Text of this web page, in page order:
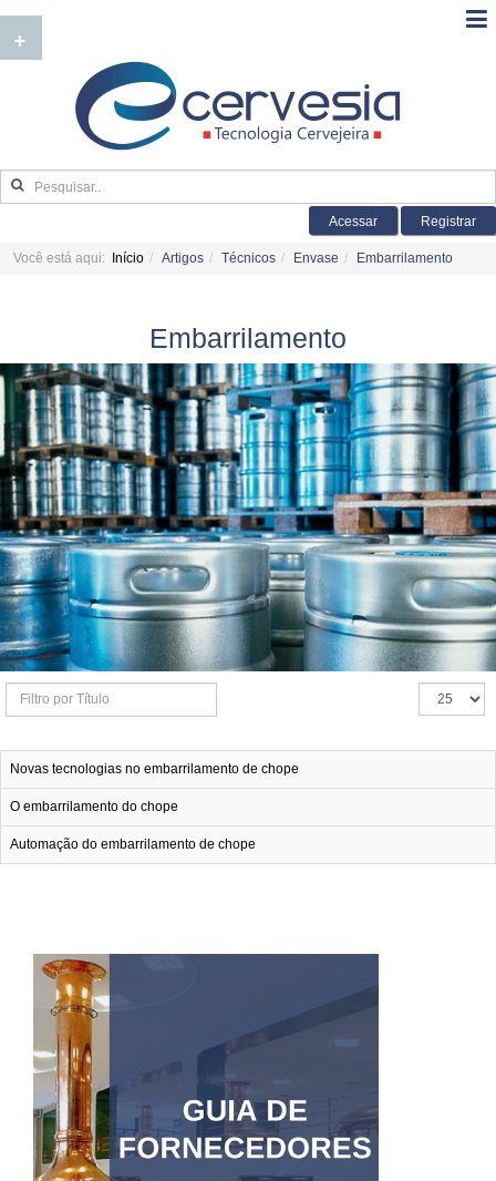
Acessar Registrar
Você está aqui: Início Artigos Técnicos Envase Embarrilamento
Embarrilamento
Filtro
Título
Exibir
Novas tecnologias no embarrilamento de chope
O embarrilamento do chope
Automação do embarrilamento de chope
+